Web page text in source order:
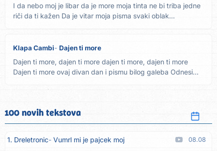
I da nebo moj je libar da je more moja tinta ne bi triba jedne
riči da ti kažen Da je vitar moja pisma svaki oblak...
Klapa Cambi Dajen ti more
Dajen ti more, dajen ti more dajen ti more, dajen ti more
Dajen ti more ovaj divan dan i pismu bilog galeba Odnesi...
100 novih tekstova
1. Dreletronic Vumrl mi je pajcek moj 08.08